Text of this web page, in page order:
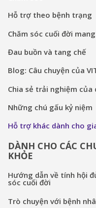
Hỗ trợ theo bệnh trạng
Chăm sóc cuối đời
Đau buồn và tang chế
Blog: Câu chuyện của
Chia sẻ trải nghiệm của
Những chú gấu kỷ niệm
Hỗ trợ khác dành cho
DÀNH CHO CÁC
KHỎE
Hướng dẫn về tính hội
sóc cuối đời
Trò chuyện với bệnh